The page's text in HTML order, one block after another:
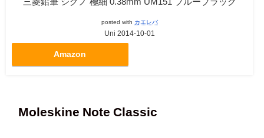
posted with カエレバ
Uni 2014-10-01
Amazon
Moleskine Note Classic